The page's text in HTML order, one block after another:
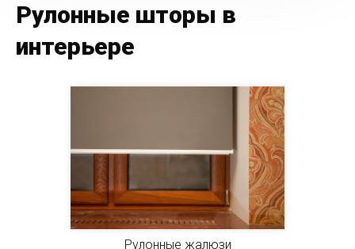
Рулонные шторы в
интерьере
Рулонные жалюзи